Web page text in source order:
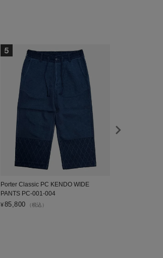
Porter Classic PC KENDO WIDE
PANTS PC-001-004
¥85,800 （税込）